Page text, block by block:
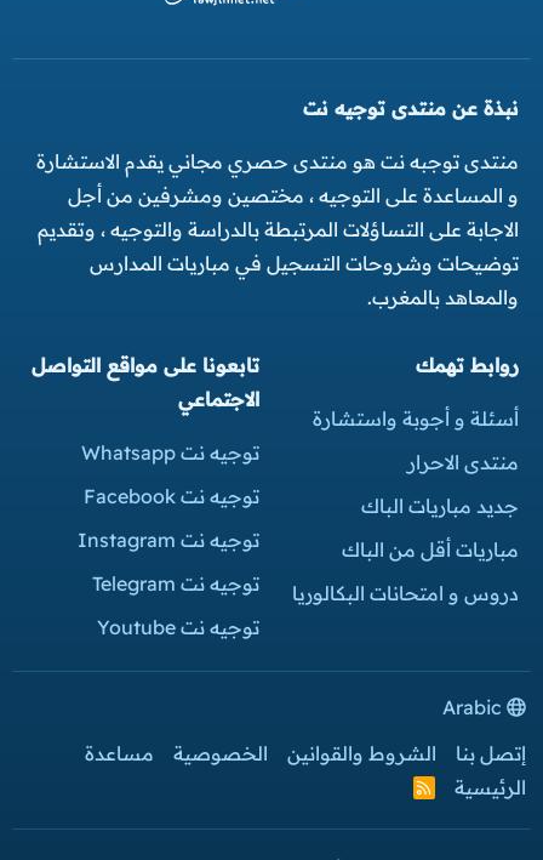
نبذة عن منتدى توجيه نت
منتدى توجبه نت هو منتدى حصري مجاني يقدم الاستشارة
و المساعدة على التوجيه ، مختصين ومشرفين من أجل
الاجابة على التساؤلات المرتبطة بالدراسة والتوجيه ، وتقديم
توضيحات وشروحات التسجيل في مباريات المدارس
والمعاهد بالمغرب.
روابط تهمك
أسئلة و أجوبة واستشارة
منتدى الاحرار
جديد مباريات الباك
مباريات أقل من الباك
دروس و امتحانات البكالوريا
تابعونا على مواقع التواصل
الاجتماعي
توجيه نت Whatsapp
توجيه نت Facebook
توجيه نت Instagram
توجيه نت Telegram
توجيه نت Youtube
إتصل بنا
الشروط والقوانين الخصوصية
مساعدة
الرئيسية
R
S